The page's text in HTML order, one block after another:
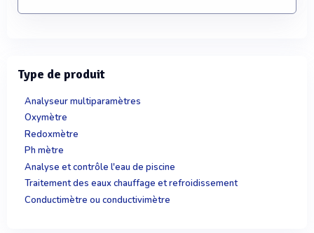
Type de produit
Analyseur multiparamètres
Oxymètre
Redoxmètre
Ph mètre
Analyse et contrôle l'eau de piscine
Traitement des eaux chauffage et refroidissement
Conductimètre ou conductivimètre